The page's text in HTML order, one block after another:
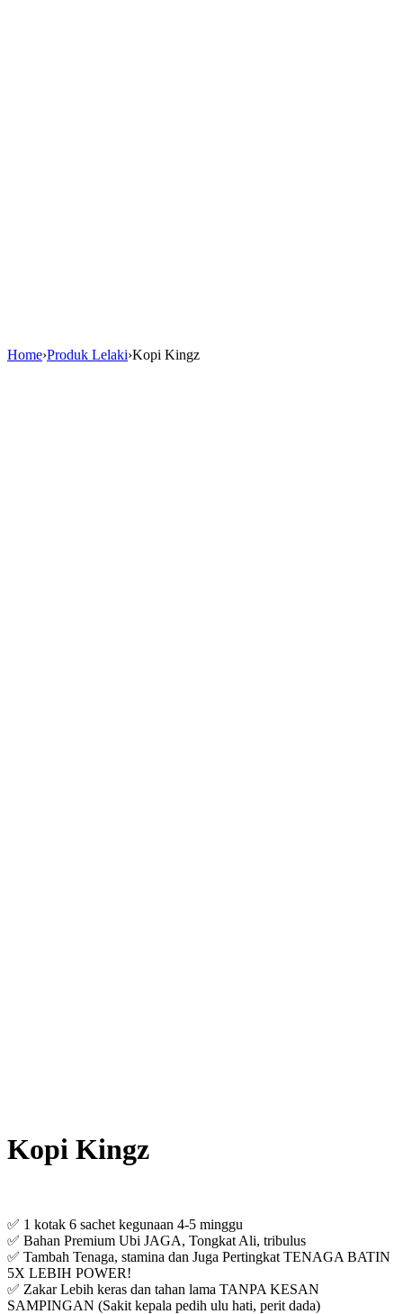
Home›Produk Lelaki›Kopi Kingz
Kopi Kingz
✅ 1 kotak 6 sachet kegunaan 4-5 minggu
✅ Bahan Premium Ubi JAGA, Tongkat Ali, tribulus
✅ Tambah Tenaga, stamina dan Juga Pertingkat TENAGA BATIN
5X LEBIH POWER!
✅ Zakar Lebih keras dan tahan lama TANPA KESAN
SAMPINGAN (Sakit kepala pedih ulu hati, perit dada)